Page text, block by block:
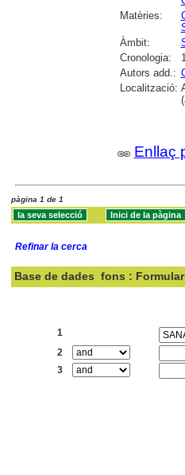
Matèries:
Àmbit:
Cronologia:
Autors add.:
Localització:
Enllaç
pàgina 1 de 1
Refinar la cerca
Base de dades fons :
1
2
3